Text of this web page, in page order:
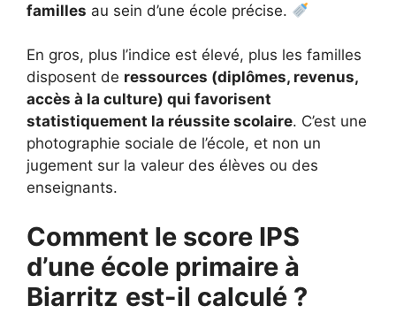
familles au sein d’une école précise.
En gros, plus l’indice est élevé, plus les familles
disposent de ressources (diplômes, revenus,
accès à la culture) qui favorisent
statistiquement la réussite scolaire. C’est une
photographie sociale de l’école, et non un
jugement sur la valeur des élèves ou des
enseignants.
Comment le score IPS
d’une école primaire à
Biarritz est-il calculé ?